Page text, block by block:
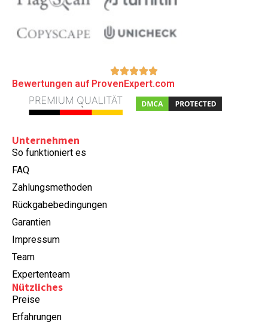
Bewertungen auf ProvenExpert.com
Unternehmen
So funktioniert es
FAQ
Zahlungsmethoden
Rückgabebedingungen
Garantien
Impressum
Team
Expertenteam
Nützliches
Preise
Erfahrungen